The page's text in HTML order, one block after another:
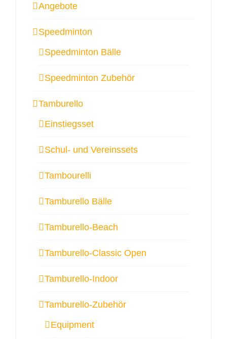
Angebote
Speedminton
Speedminton Bälle
Speedminton Zubehör
Tamburello
Einstiegsset
Schul- und Vereinssets
Tambourelli
Tamburello Bälle
Tamburello-Beach
Tamburello-Classic Open
Tamburello-Indoor
Tamburello-Zubehör
Equipment